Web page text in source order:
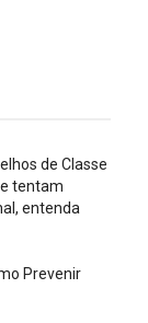
de Classe
tentam
entenda
Prevenir